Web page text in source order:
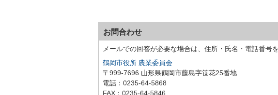
お問合わせ
メールでの回答が必要な場合は、住所・氏名・電話番号
鶴岡市役所 農業委員会
〒999-7696 山形県鶴岡市藤島字笹花25番地
電話：0235-64-5868
FAX：0235-64-5846